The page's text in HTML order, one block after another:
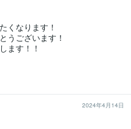
くなります！
うございます！
ます！！
2024年4月14日